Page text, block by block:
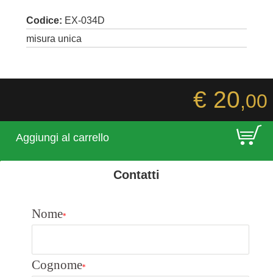
Codice: EX-034D
misura unica
€ 20,00
Aggiungi al carrello E
Contatti
Nome*
Cognome*